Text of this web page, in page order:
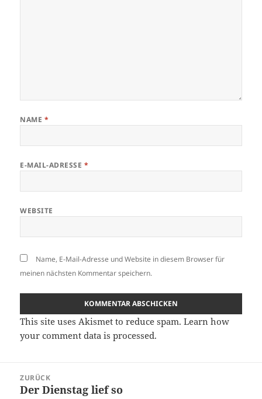
NAME *
E-MAIL-ADRESSE *
WEBSITE
Name, E-Mail-Adresse und Website in diesem Browser für
meinen nächsten Kommentar speichern.
This site uses Akismet to reduce spam.Learn how
your comment data is processed.
ZURÜCK
Vorheriger
Der Dienstag lief so